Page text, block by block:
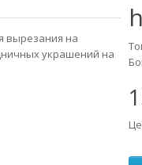
вырезания на
украшений на